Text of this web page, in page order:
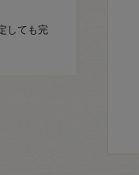
しても完